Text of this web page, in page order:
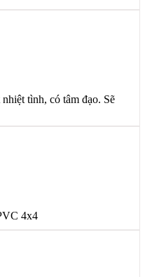
tình, có tâm đạo. Sẽ
4x4